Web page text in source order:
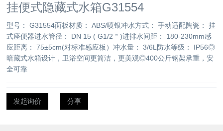
挂便式隐藏式水箱G31554
型号： G31554面板材质： ABS/喷银冲水方式： 手动适配陶瓷： 挂
式座便器进水管径： DN 15 ( G1/2＂)进排水间距： 180-230mm感
应距离： 75±5cm(对标准感应板）冲水量： 3/6L防水等级： IP56◎
暗藏式水箱设计，卫浴空间更简洁，更美观◎400公斤钢架承重，安
全可靠
发起询价 分享